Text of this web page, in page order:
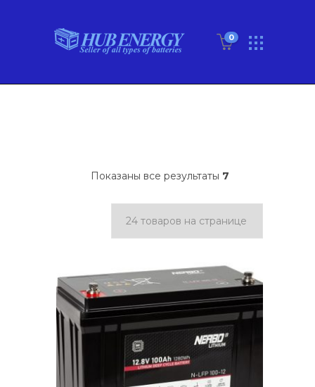
0
Показаны все результаты 7